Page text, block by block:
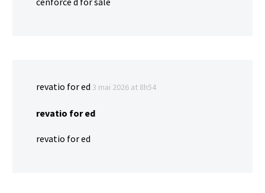
revatio for ed 3 mai 2026 at 8h54
revatio for ed
revatio for ed